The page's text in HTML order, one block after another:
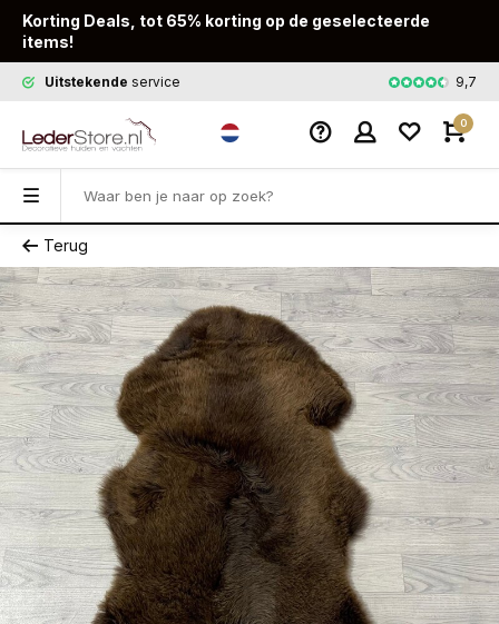
Korting Deals, tot 65% korting op de geselecteerde
items!
Uitstekende service Snelle9,7
0
Terug